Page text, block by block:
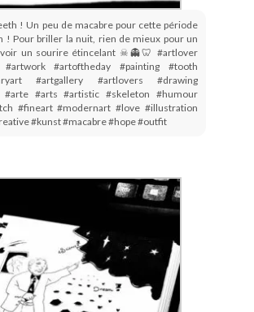
! Un peu de macabre pour cette période
! Pour briller la nuit, rien de mieux pour un
un sourire étincelant ☠👻🦷 #artlover
#artoftheday #painting #tooth
#artgallery #artlovers #drawing
#arte #arts #artistic #skeleton #humour
#fineart #modernart #love #illustration
#kunst #macabre #hope #outfit